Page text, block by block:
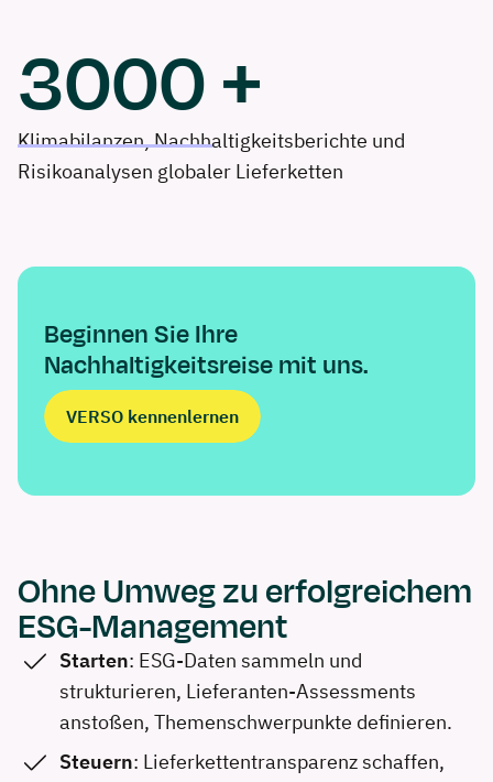
3000+
Klimabilanzen, Nachhaltigkeitsberichte und
Risikoanalysen globaler Lieferketten
Beginnen Sie Ihre
Nachhaltigkeitsreise mit uns.
VERSO kennenlernen
Ohne Umweg zu erfolgreichem
ESG-Management
Starten: ESG-Daten sammeln und
strukturieren, Lieferanten-Assessments
anstoßen, Themenschwerpunkte definieren.
Steuern: Lieferkettentransparenz schaffen,